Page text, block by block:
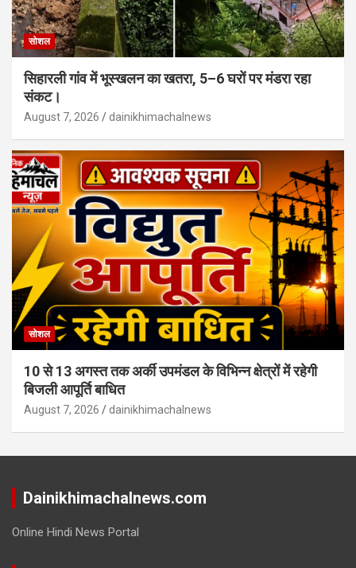
सोशल
सिहारली गांव में भूस्खलन का खतरा, 5–6 घरों पर मंडरा रहा
संकट।
August 7, 2026 dainikhimachalnews
सोशल
10 से 13 अगस्त तक अर्की उपमंडल के विभिन्न क्षेत्रों में रहेगी
बिजली आपूर्ति बाधित
August 7, 2026 dainikhimachalnews
Dainikhimachalnews.com
Online Hindi News Portal